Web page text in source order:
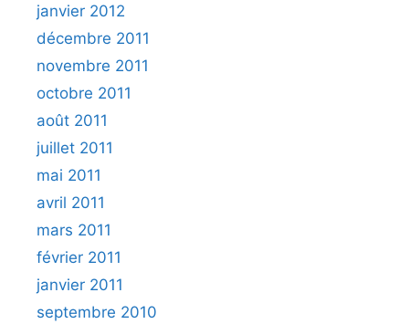
janvier 2012
décembre 2011
novembre 2011
octobre 2011
août 2011
juillet 2011
mai 2011
avril 2011
mars 2011
février 2011
janvier 2011
septembre 2010